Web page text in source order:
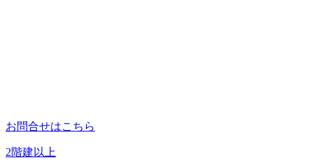
お問合せはこちら
2階建以上